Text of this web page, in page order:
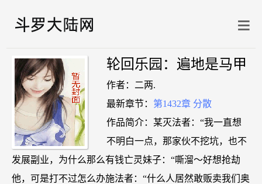
轮回乐园：遍地是马甲
作者：二两.
最新章节： 第1432章 分散
作品简介：某灭法者：“我一直想
不明白一点，那家伙不挖坑，也不
发展副业，为什么那么有钱亡灵妹子：“嘶溜～好想抢劫
他，可是打不过怎么办施法者：“什么人居然敢贩卖我们奥